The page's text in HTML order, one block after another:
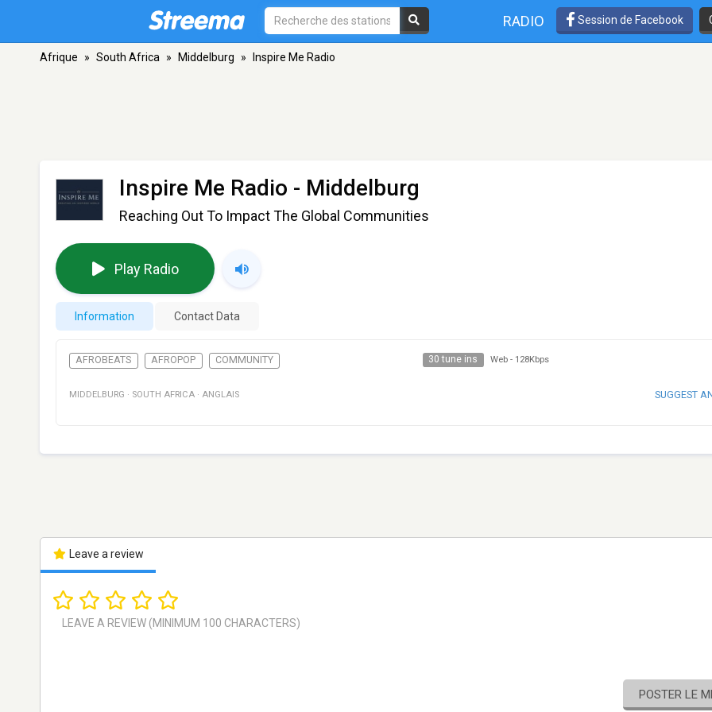
RADIO Session de Facebook
Afrique » South Africa » Middelburg » Inspire Me Radio
Inspire Me Radio - Middelburg
Reaching Out To Impact The Global Communities
Play Radio
Information Contact Data
AFROBEATS AFROPOP COMMUNITY 30 tune ins Web - 128Kbps
MIDDELBURG · SOUTH AFRICA · ANGLAIS SUGGEST
Leave a review
POSTER LE